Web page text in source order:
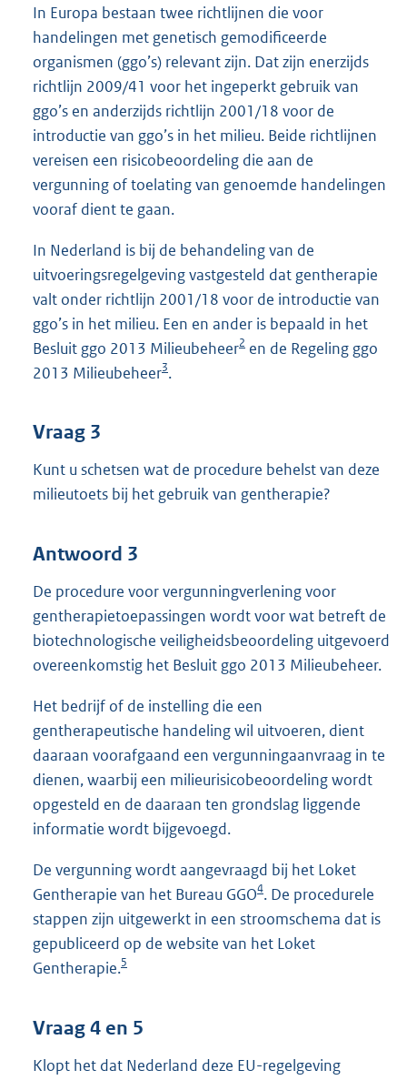
In Europa bestaan twee richtlijnen die voor
handelingen met genetisch gemodificeerde
organismen (ggo’s) relevant zijn. Dat zijn enerzijds
richtlijn 2009/41 voor het ingeperkt gebruik van
ggo’s en anderzijds richtlijn 2001/18 voor de
introductie van ggo’s in het milieu. Beide richtlijnen
vereisen een risicobeoordeling die aan de
vergunning of toelating van genoemde handelingen
vooraf dient te gaan.
In Nederland is bij de behandeling van de
uitvoeringsregelgeving vastgesteld dat gentherapie
valt onder richtlijn 2001/18 voor de introductie van
ggo’s in het milieu. Een en ander is bepaald in het
Besluit ggo 2013 Milieubeheer2 en de Regeling ggo
2013 Milieubeheer3.
Vraag 3
Kunt u schetsen wat de procedure behelst van deze
milieutoets bij het gebruik van gentherapie?
Antwoord 3
De procedure voor vergunningverlening voor
gentherapietoepassingen wordt voor wat betreft de
biotechnologische veiligheidsbeoordeling uitgevoerd
overeenkomstig het Besluit ggo 2013 Milieubeheer.
Het bedrijf of de instelling die een
gentherapeutische handeling wil uitvoeren, dient
daaraan voorafgaand een vergunningaanvraag in te
dienen, waarbij een milieurisicobeoordeling wordt
opgesteld en de daaraan ten grondslag liggende
informatie wordt bijgevoegd.
De vergunning wordt aangevraagd bij het Loket
Gentherapie van het Bureau GGO4. De procedurele
stappen zijn uitgewerkt in een stroomschema dat is
gepubliceerd op de website van het Loket
Gentherapie.5
Vraag 4 en 5
Klopt het dat Nederland deze EU-regelgeving